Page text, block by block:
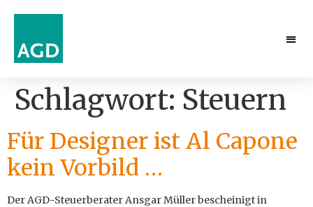
Schlagwort: Steuern
Für Designer ist Al Capone
kein Vorbild …
Der AGD-Steuerberater Ansgar Müller bescheinigt in